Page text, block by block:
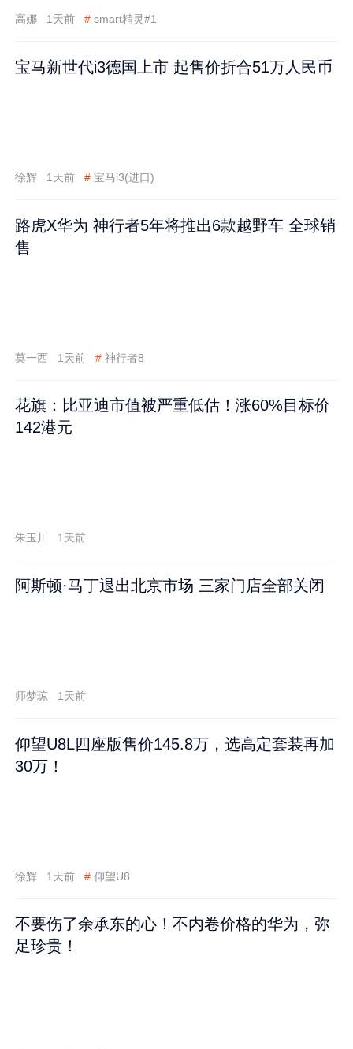
高娜 1天前 # smart精灵#1
宝马新世代i3德国上市 起售价折合51万人民币
徐辉 1天前 # 宝马i3(进口)
路虎X华为 神行者5年将推出6款越野车 全球销
售
莫一西 1天前 # 神行者8
花旗：比亚迪市值被严重低估！涨60%目标价
142港元
朱玉川 1天前
阿斯顿·马丁退出北京市场 三家门店全部关闭
师梦琼 1天前
仰望U8L四座版售价145.8万，选高定套装再加
30万！
徐辉 1天前 # 仰望U8
不要伤了余承东的心！不内卷价格的华为，弥
足珍贵！